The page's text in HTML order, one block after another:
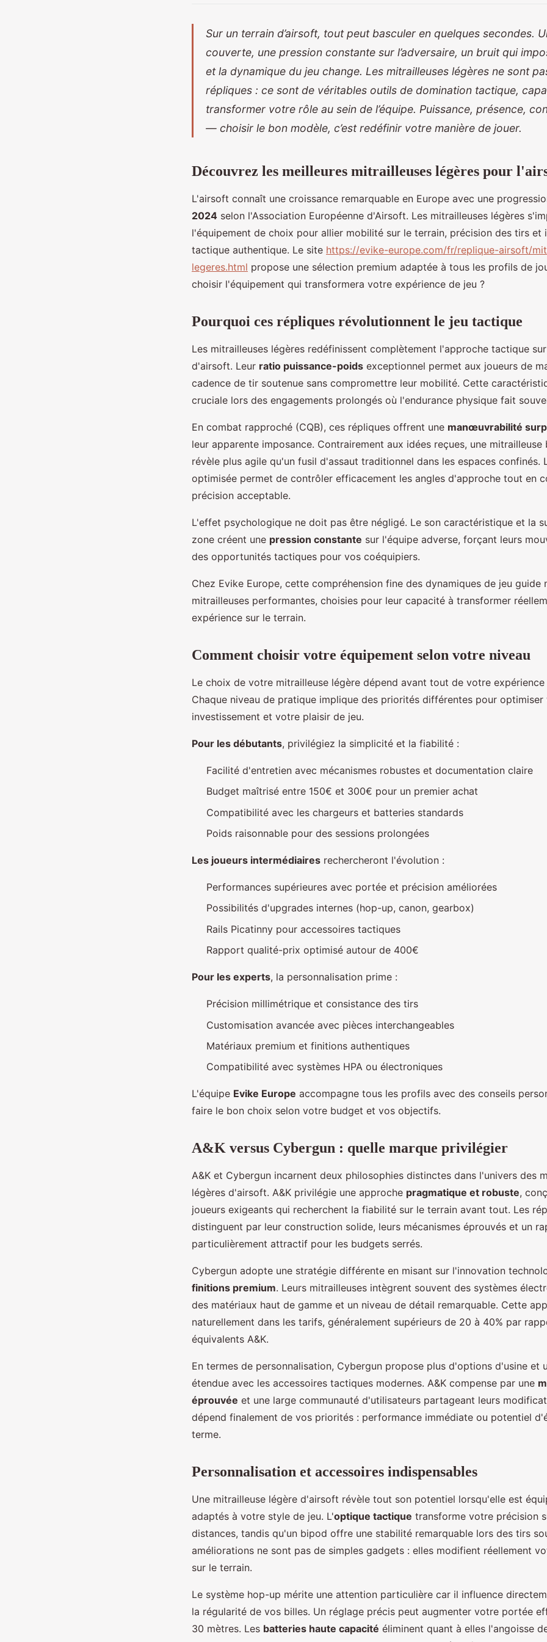
Sur un terrain d’airsoft, tout peut basculer en quelques secondes.
couverte, une pression constante sur l’adversaire, un bruit qui
et la dynamique du jeu change. Les mitrailleuses légères ne sont
répliques : ce sont de véritables outils de domination tactique,
transformer votre rôle au sein de l’équipe. Puissance, présence,
— choisir le bon modèle, c’est redéfinir votre manière de jouer.
Découvrez les meilleures mitrailleuses légères pour
L'airsoft connaît une croissance remarquable en Europe avec une
2024 selon l'Association Européenne d'Airsoft. Les mitrailleuses légères
l'équipement de choix pour allier mobilité sur le terrain, précision des tirs et
tactique authentique. Le site https://evike-europe.com/fr/replique-airsoft/
legeres.html propose une sélection premium adaptée à tous les profils de
choisir l'équipement qui transformera votre expérience de jeu ?
Pourquoi ces répliques révolutionnent le jeu tactique
Les mitrailleuses légères redéfinissent complètement l'approche tactique
d'airsoft. Leur ratio puissance-poids exceptionnel permet aux joueurs de
cadence de tir soutenue sans compromettre leur mobilité. Cette
cruciale lors des engagements prolongés où l'endurance physique fait
En combat rapproché (CQB), ces répliques offrent une manœuvrabilité
leur apparente imposance. Contrairement aux idées reçues, une mitrailleuse
révèle plus agile qu'un fusil d'assaut traditionnel dans les espaces confinés.
optimisée permet de contrôler efficacement les angles d'approche tout en
précision acceptable.
L'effet psychologique ne doit pas être négligé. Le son caractéristique et la
zone créent une pression constante sur l'équipe adverse, forçant leurs
des opportunités tactiques pour vos coéquipiers.
Chez Evike Europe, cette compréhension fine des dynamiques de jeu guide
mitrailleuses performantes, choisies pour leur capacité à transformer
expérience sur le terrain.
Comment choisir votre équipement selon votre niveau
Le choix de votre mitrailleuse légère dépend avant tout de votre
Chaque niveau de pratique implique des priorités différentes pour optimiser
investissement et votre plaisir de jeu.
Pour les débutants, privilégiez la simplicité et la fiabilité :
Facilité d'entretien avec mécanismes robustes et documentation claire
Budget maîtrisé entre 150€ et 300€ pour un premier achat
Compatibilité avec les chargeurs et batteries standards
Poids raisonnable pour des sessions prolongées
Les joueurs intermédiaires rechercheront l'évolution :
Performances supérieures avec portée et précision améliorées
Possibilités d'upgrades internes (hop-up, canon, gearbox)
Rails Picatinny pour accessoires tactiques
Rapport qualité-prix optimisé autour de 400€
Pour les experts, la personnalisation prime :
Précision millimétrique et consistance des tirs
Customisation avancée avec pièces interchangeables
Matériaux premium et finitions authentiques
Compatibilité avec systèmes HPA ou électroniques
L'équipe Evike Europe accompagne tous les profils avec des conseils
faire le bon choix selon votre budget et vos objectifs.
A&K versus Cybergun : quelle marque privilégier
A&K et Cybergun incarnent deux philosophies distinctes dans l'univers des
légères d'airsoft. A&K privilégie une approche pragmatique et robuste,
joueurs exigeants qui recherchent la fiabilité sur le terrain avant tout. Les
distinguent par leur construction solide, leurs mécanismes éprouvés et un
particulièrement attractif pour les budgets serrés.
Cybergun adopte une stratégie différente en misant sur l'innovation
finitions premium. Leurs mitrailleuses intègrent souvent des systèmes
des matériaux haut de gamme et un niveau de détail remarquable. Cette
naturellement dans les tarifs, généralement supérieurs de 20 à 40% par
équivalents A&K.
En termes de personnalisation, Cybergun propose plus d'options d'usine et
étendue avec les accessoires tactiques modernes. A&K compense par une
éprouvée et une large communauté d'utilisateurs partageant leurs
dépend finalement de vos priorités : performance immédiate ou potentiel
terme.
Personnalisation et accessoires indispensables
Une mitrailleuse légère d'airsoft révèle tout son potentiel lorsqu'elle est
adaptés à votre style de jeu. L'optique tactique transforme votre précision
distances, tandis qu'un bipod offre une stabilité remarquable lors des tirs
améliorations ne sont pas de simples gadgets : elles modifient réellement
sur le terrain.
Le système hop-up mérite une attention particulière car il influence
la régularité de vos billes. Un réglage précis peut augmenter votre portée
30 mètres. Les batteries haute capacité éliminent quant à elles l'angoisse